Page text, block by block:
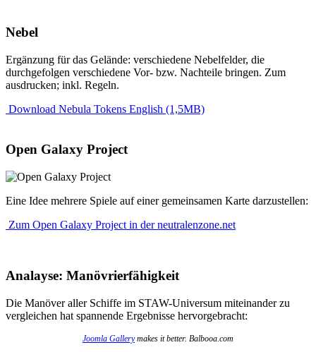
Nebel
Ergänzung für das Gelände: verschiedene Nebelfelder, die
durchgefolgen verschiedene Vor- bzw. Nachteile bringen. Zum
ausdrucken; inkl. Regeln.
Download Nebula Tokens English (1,5MB)
Open Galaxy Project
Eine Idee mehrere Spiele auf einer gemeinsamen Karte darzustellen:
Zum Open Galaxy Project in der neutralenzone.net
Analayse: Manövrierfähigkeit
Die Manöver aller Schiffe im STAW-Universum miteinander zu
vergleichen hat spannende Ergebnisse hervorgebracht:
Joomla Gallerymakes it better. Balbooa.com